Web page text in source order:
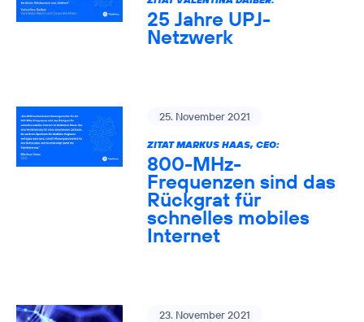
25 Jahre UPJ-
Netzwerk
25. November 2021
ZITAT MARKUS HAAS, CEO:
800-MHz-
Frequenzen sind das
Rückgrat für
schnelles mobiles
Internet
23. November 2021